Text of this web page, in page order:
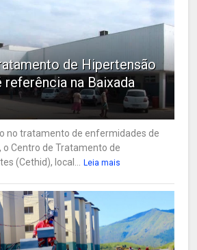
de Hipertensão
referência na Baixada
no tratamento de enfermidades de
o Centro de Tratamento de
(Cethid), local...
Leia mais